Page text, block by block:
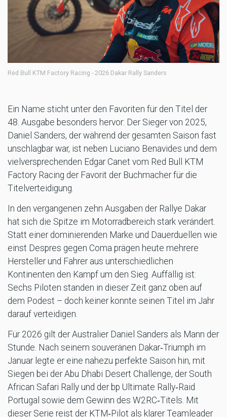
Red Bull KTM Factory Racing - 2026 Dakar Rally Sanders
Ein Name sticht unter den Favoriten für den Titel der
48. Ausgabe besonders hervor: Der Sieger von 2025,
Daniel Sanders, der während der gesamten Saison fast
unschlagbar war, ist neben Luciano Benavides und dem
vielversprechenden Edgar Canet vom Red Bull KTM
Factory Racing der Favorit der Buchmacher für die
Titelverteidigung.
In den vergangenen zehn Ausgaben der Rallye Dakar
hat sich die Spitze im Motorradbereich stark verändert.
Statt einer dominierenden Marke und Dauerduellen wie
einst Despres gegen Coma prägen heute mehrere
Hersteller und Fahrer aus unterschiedlichen
Kontinenten den Kampf um den Sieg. Auffällig ist:
Sechs Piloten standen in dieser Zeit ganz oben auf
dem Podest – doch keiner konnte seinen Titel im Jahr
darauf verteidigen.
Für 2026 gilt der Australier Daniel Sanders als Mann der
Stunde. Nach seinem souveränen Dakar‑Triumph im
Januar legte er eine nahezu perfekte Saison hin, mit
Siegen bei der Abu Dhabi Desert Challenge, der South
African Safari Rally und der bp Ultimate Rally‑Raid
Portugal sowie dem Gewinn des W2RC‑Titels. Mit
dieser Serie reist der KTM‑Pilot als klarer Teamleader